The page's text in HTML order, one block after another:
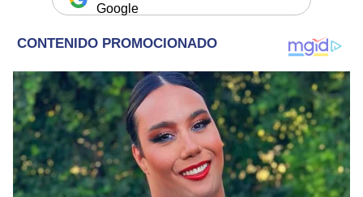
Google